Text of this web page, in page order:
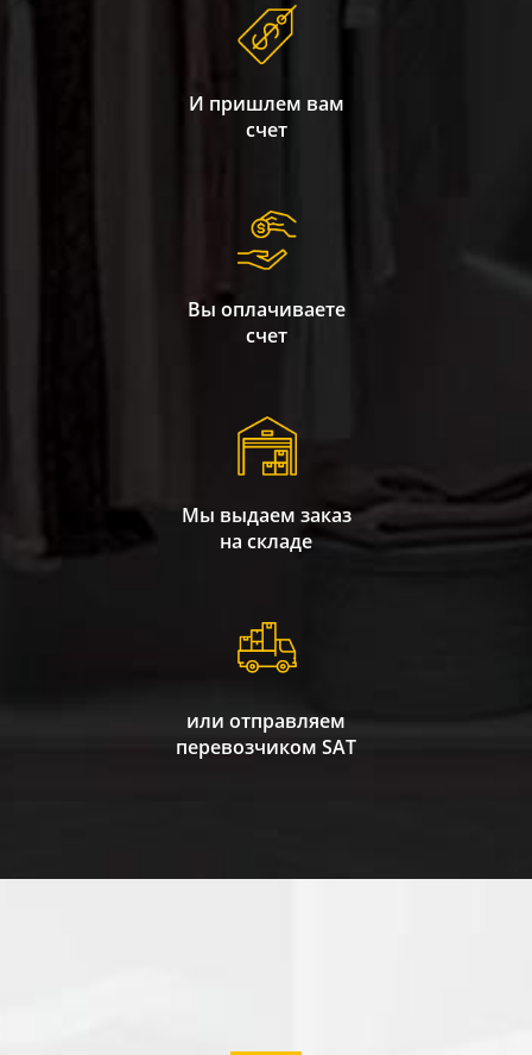
И пришлем вам
счет
Вы оплачиваете
счет
Мы выдаем заказ
на складе
или отправляем
перевозчиком SAT